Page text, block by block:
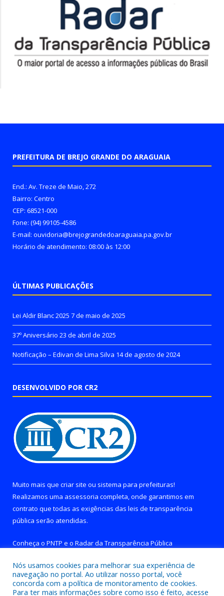
PREFEITURA DE BREJO GRANDE DO ARAGUAIA
End.: Av. Treze de Maio, 272
Bairro: Centro
CEP: 68521-000
Fone: (94) 99105-4586
E-mail: ouvidoria@brejograndedoaraguaia.pa.gov.br
Horário de atendimento: 08:00 às 12:00
ÚLTIMAS PUBLICAÇÕES
Lei Aldir Blanc 2025 7 de maio de 2025
37º Aniversário 23 de abril de 2025
Notificação – Edivan de Lima Silva 14 de agosto de 2024
DESENVOLVIDO POR CR2
Muito mais que criar site ou sistema para prefeituras!
Realizamos uma assessoria completa, onde garantimos em
contrato que todas as exigências das leis de transparência
pública serão atendidas.
Conheça o PNTP e o Radar da Transparência Pública
Nós usamos cookies para melhorar sua experiência de
navegação no portal. Ao utilizar nosso portal, você
concorda com a política de monitoramento de cookies.
Para ter mais informações sobre como isso é feito, acesse